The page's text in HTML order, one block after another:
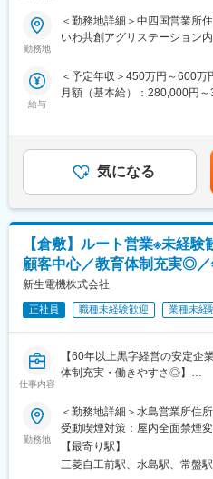
変更の範囲：会社の定める業務
■実績：
ピースウィング広島（サンフ
MAZDAZoom-Zoomスタジアム
豊洲新市場：青果棟ほか建設
建設（土木・建築）業界と建
す。1926年に石炭／コークス
して創業しました。営業が受
に関する業務にトータルに携
て、施工だけを請け負うこと
の手配から施工まで、自社で
えています。
変更の範囲：会社の定める業務
物産地ネットワークを作り、
安定供給・安定価格を実現し
り扱っている青果加工食品製
・仕入営業：全国農業生産団
ＭＣプロデュースは、「農を
に広がる生産者と、メーカー
引をプロデュースする会社で
契約することで安定した供給
歴情報の一元化、産地からお
での検品によって鮮度と品質
給者である生産者、顧客であ
き出し、両者の満足度を高め
付けて行くのが我々の仕事です
勤務地
＜勤務地詳細＞中四国営業所
いわ共創アグリステーション
給与
＜予定年収＞450万円～600万
月額（基本給）：280,000円
までも目安の金額であり、選
す。月給(月額)は固定手当を
気になる
【倉敷】ルート営業※未経
顧客中心／教育体制充実◎／
新生電機株式会社
正社員 職種未経験歓迎 業種未経
仕事内容
【60年以上黒字経営の安定企
体制充実・働きやすさ◎】
当社は医療、工業、農業、食
様へ制御機器や産業用ロボッ
です。今回募集する営業職で
械制御パーツや産業機器の提
客を中心に、深い信頼関係の
勤務地
＜勤務地詳細＞水島営業所住
受動喫煙対策：屋内全面禁煙
【最寄り駅】
三菱自工前駅、水島駅、常盤